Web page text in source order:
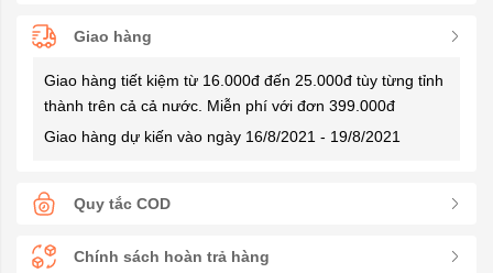
Giao hàng
Giao hàng tiết kiệm từ 16.000đ đến 25.000đ tùy từng tỉnh
thành trên cả cả nước. Miễn phí với đơn 399.000đ
Giao hàng dự kiến vào ngày 16/8/2021 - 19/8/2021
Quy tắc COD
Chính sách hoàn trả hàng